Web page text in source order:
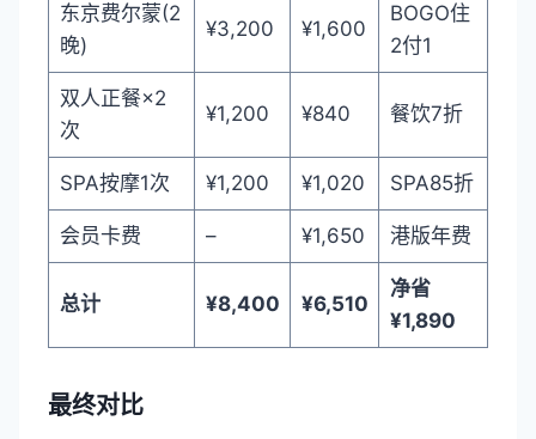
东京费尔蒙(2
晚)
¥3,200 ¥1,600
BOGO住
2付1
双人正餐×2
次
¥1,200 ¥840 餐饮7折
SPA按摩1次 ¥1,200 ¥1,020 SPA85折
会员卡费 – ¥1,650 港版年费
总计 ¥8,400 ¥6,510
净省
¥1,890
最终对比